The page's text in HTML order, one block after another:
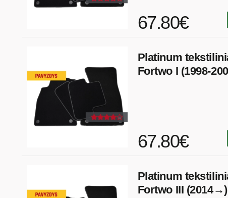
67.80€
Platinum
Fortwo I (1998-
67.80€
Platinum
Fortwo III (2014→)